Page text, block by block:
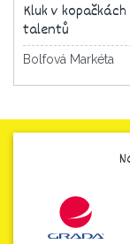
Kluk v
talentů
Bolfová Markéta